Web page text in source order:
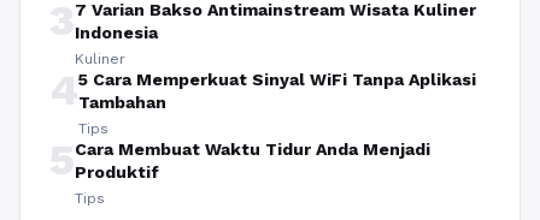
37 Varian Bakso Antimainstream Wisata Kuliner
Indonesia
Kuliner
45 Cara Memperkuat Sinyal WiFi Tanpa Aplikasi
Tambahan
Tips
5Cara Membuat Waktu Tidur Anda Menjadi
Produktif
Tips